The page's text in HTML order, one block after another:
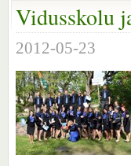
Vidusskolu
2012-05-23